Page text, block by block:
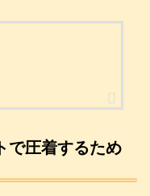
で圧着するため